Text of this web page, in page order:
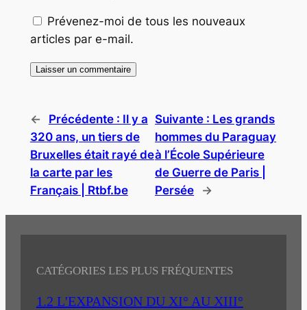
Prévenez-moi de tous les nouveaux
articles par e-mail.
← Précédente : Il y a
320 ans, un tiers de
Bruxelles était rayé de
la carte par les
Français | Rtbf.be
Suivante : Les grands
hommes du Paraguay
à l’École Supérieure
de Guerre de Paris |
Persée
→
CATÉGORIES LES PLUS FRÉQUENTES
1.2 L'EXPANSION DU XI° AU XIII°